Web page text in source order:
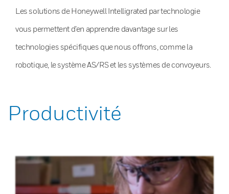
Les solutions de Honeywell Intelligrated par technologie
vous permettent d’en apprendre davantage sur les
technologies spécifiques que nous offrons, comme la
robotique, le système AS/RS et les systèmes de convoyeurs.
Productivité